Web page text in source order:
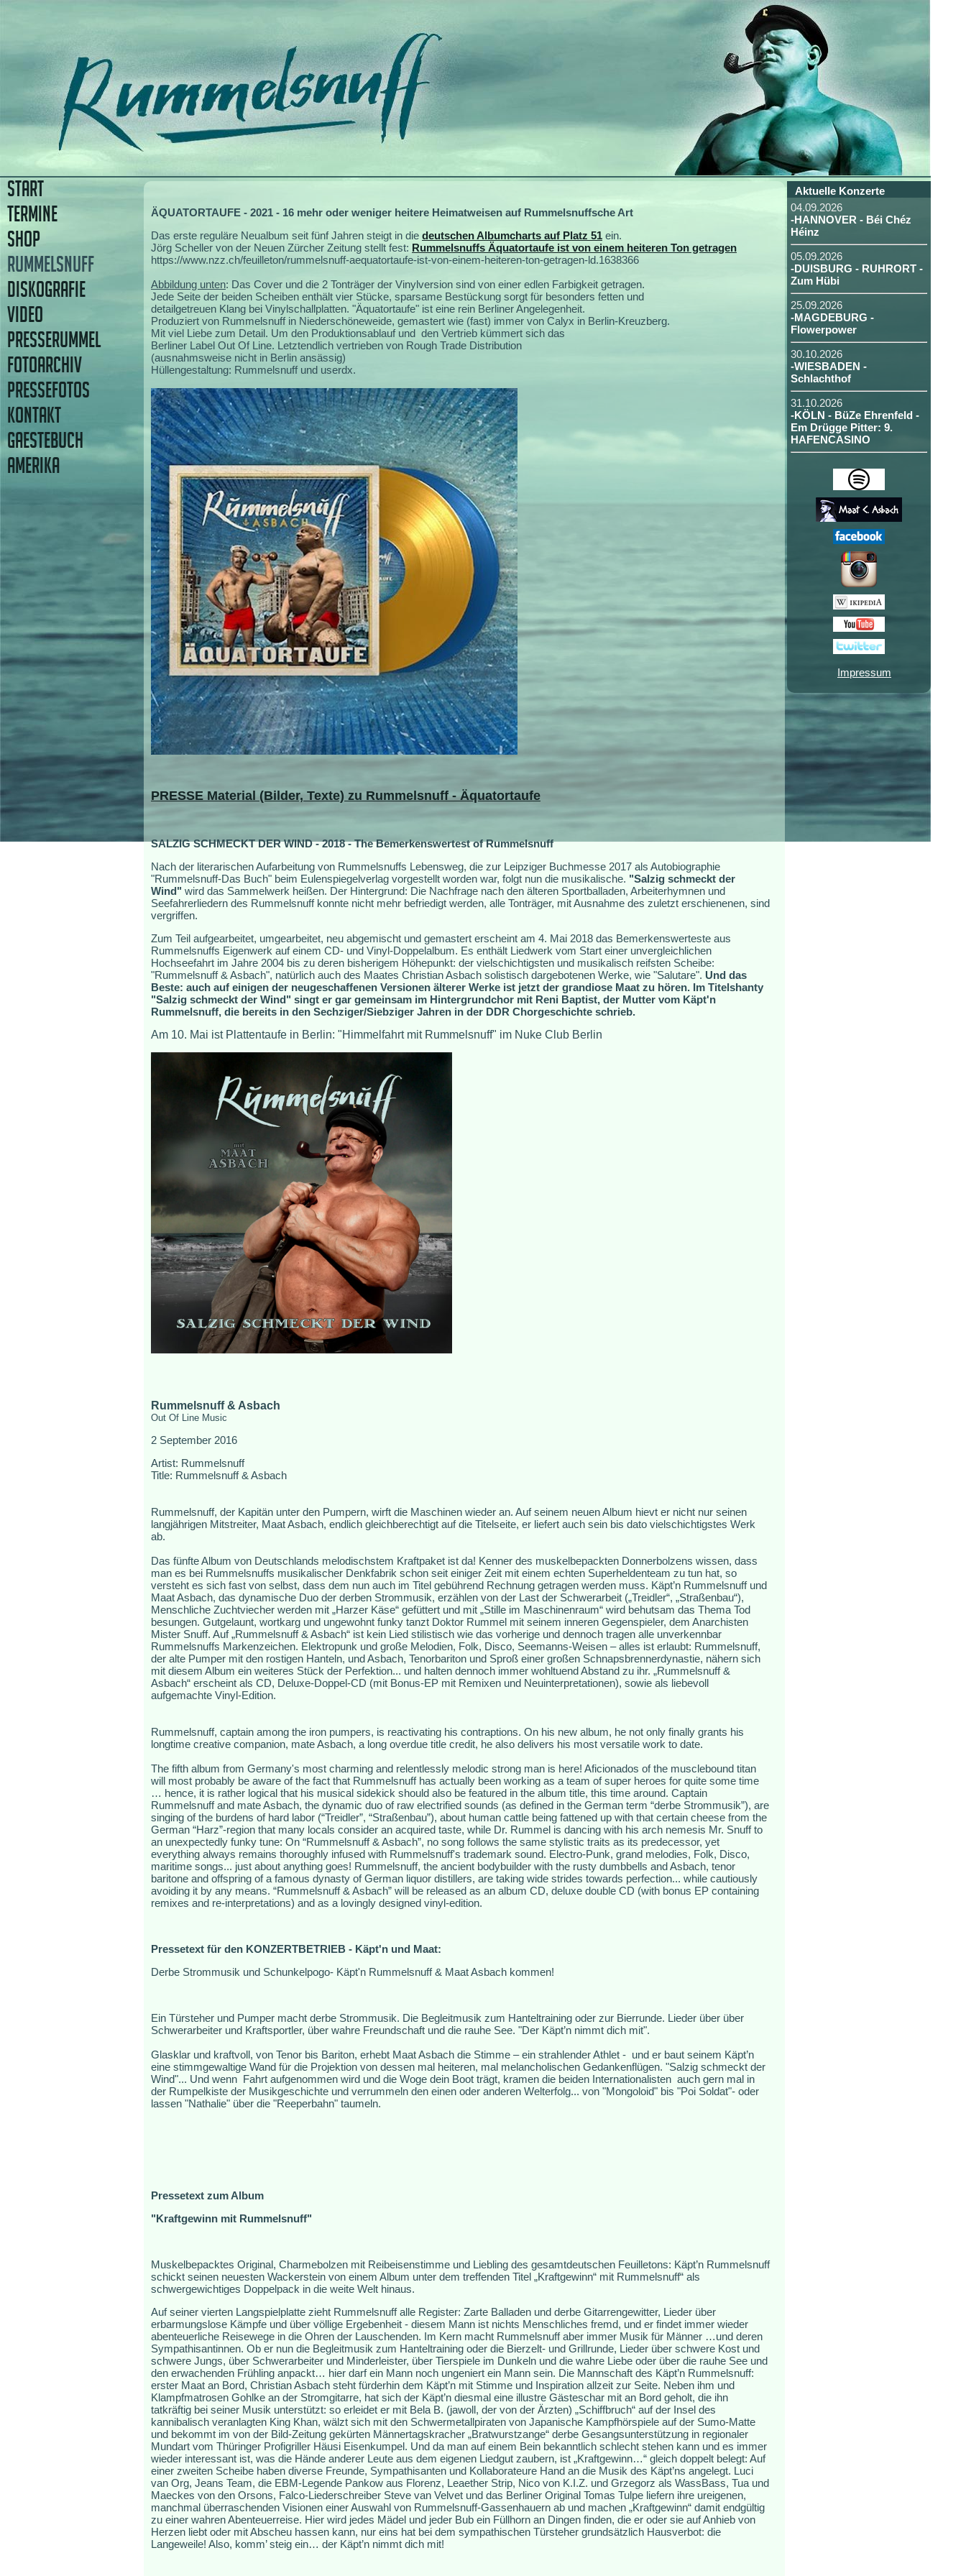
ÄQUATORTAUFE - 2021 - 16 mehr oder weniger heitere Heimatweisen auf Rummelsnuffsche Art
Das erste reguläre Neualbum seit fünf Jahren steigt in die deutschen Albumcharts auf Platz 51 ein.
Jörg Scheller von der Neuen Zürcher Zeitung stellt fest: Rummelsnuffs Äquatortaufe ist von einem heiteren Ton getragen
https://www.nzz.ch/feuilleton/rummelsnuff-aequatortaufe-ist-von-einem-heiteren-ton-getragen-ld.1638366
Abbildung unten: Das Cover und die 2 Tonträger der Vinylversion sind von einer edlen Farbigkeit getragen.
Jede Seite der beiden Scheiben enthält vier Stücke, sparsame Bestückung sorgt für besonders fetten und
detailgetreuen Klang bei Vinylschallplatten. "Äquatortaufe" ist eine rein Berliner Angelegenheit.
Produziert von Rummelsnuff in Niederschöneweide, gemastert wie (fast) immer von Calyx in Berlin-Kreuzberg.
Mit viel Liebe zum Detail. Um den Produktionsablauf und den Vertrieb kümmert sich das
Berliner Label Out Of Line. Letztendlich vertrieben von Rough Trade Distribution
(ausnahmsweise nicht in Berlin ansässig)
Hüllengestaltung: Rummelsnuff und userdx.
PRESSEMaterial (Bilder, Texte) zu Rummelsnuff - Äquatortaufe
SALZIG SCHMECKT DER WIND - 2018 - The Bemerkenswertest of Rummelsnuff
Nach der literarischen Aufarbeitung von Rummelsnuffs Lebensweg, die zur Leipziger Buchmesse 2017 als Autobiographie
"Rummelsnuff-Das Buch" beim Eulenspiegelverlag vorgestellt worden war, folgt nun die musikalische. "Salzig schmeckt der
Wind" wird das Sammelwerk heißen. Der Hintergrund: Die Nachfrage nach den älteren Sportballaden, Arbeiterhymnen und
Seefahrerliedern des Rummelsnuff konnte nicht mehr befriedigt werden, alle Tonträger, mit Ausnahme des zuletzt erschienenen, sind
vergriffen.
Zum Teil aufgearbeitet, umgearbeitet, neu abgemischt und gemastert erscheint am 4. Mai 2018 das Bemerkenswerteste aus
Rummelsnuffs Eigenwerk auf einem CD- und Vinyl-Doppelalbum. Es enthält Liedwerk vom Start einer unvergleichlichen
Hochseefahrt im Jahre 2004 bis zu deren bisherigem Höhepunkt: der vielschichtigsten und musikalisch reifsten Scheibe:
"Rummelsnuff & Asbach", natürlich auch des Maates Christian Asbach solistisch dargebotenen Werke, wie "Salutare". Und das
Beste: auch auf einigen der neugeschaffenen Versionen älterer Werke ist jetzt der grandiose Maat zu hören. Im Titelshanty
"Salzig schmeckt der Wind" singt er gar gemeinsam im Hintergrundchor mit Reni Baptist, der Mutter vom Käpt'n
Rummelsnuff, die bereits in den Sechziger/Siebziger Jahren in der DDR Chorgeschichte schrieb.
Am 10. Mai ist Plattentaufe in Berlin: "Himmelfahrt mit Rummelsnuff" im Nuke Club Berlin
Rummelsnuff & Asbach
Out Of Line Music
2 September 2016
Artist: Rummelsnuff
Title: Rummelsnuff & Asbach
Rummelsnuff, der Kapitän unter den Pumpern, wirft die Maschinen wieder an. Auf seinem neuen Album hievt er nicht nur seinen
langjährigen Mitstreiter, Maat Asbach, endlich gleichberechtigt auf die Titelseite, er liefert auch sein bis dato vielschichtigstes Werk
ab.
Das fünfte Album von Deutschlands melodischstem Kraftpaket ist da! Kenner des muskelbepackten Donnerbolzens wissen, dass
man es bei Rummelsnuffs musikalischer Denkfabrik schon seit einiger Zeit mit einem echten Superheldenteam zu tun hat, so
versteht es sich fast von selbst, dass dem nun auch im Titel gebührend Rechnung getragen werden muss. Käpt’n Rummelsnuff und
Maat Asbach, das dynamische Duo der derben Strommusik, erzählen von der Last der Schwerarbeit („Treidler“, „Straßenbau“),
Menschliche Zuchtviecher werden mit „Harzer Käse“ gefüttert und mit „Stille im Maschinenraum“ wird behutsam das Thema Tod
besungen. Gutgelaunt, wortkarg und ungewohnt funky tanzt Doktor Rummel mit seinem inneren Gegenspieler, dem Anarchisten
Mister Snuff. Auf „Rummelsnuff & Asbach“ ist kein Lied stilistisch wie das vorherige und dennoch tragen alle unverkennbar
Rummelsnuffs Markenzeichen. Elektropunk und große Melodien, Folk, Disco, Seemanns-Weisen – alles ist erlaubt: Rummelsnuff,
der alte Pumper mit den rostigen Hanteln, und Asbach, Tenorbariton und Sproß einer großen Schnapsbrennerdynastie, nähern sich
mit diesem Album ein weiteres Stück der Perfektion... und halten dennoch immer wohltuend Abstand zu ihr. „Rummelsnuff &
Asbach“ erscheint als CD, Deluxe-Doppel-CD (mit Bonus-EP mit Remixen und Neuinterpretationen), sowie als liebevoll
aufgemachte Vinyl-Edition.
Rummelsnuff, captain among the iron pumpers, is reactivating his contraptions. On his new album, he not only finally grants his
longtime creative companion, mate Asbach, a long overdue title credit, he also delivers his most versatile work to date.
The fifth album from Germany's most charming and relentlessly melodic strong man is here! Aficionados of the musclebound titan
will most probably be aware of the fact that Rummelsnuff has actually been working as a team of super heroes for quite some time
… hence, it is rather logical that his musical sidekick should also be featured in the album title, this time around. Captain
Rummelsnuff and mate Asbach, the dynamic duo of raw electrified sounds (as defined in the German term “derbe Strommusik”), are
singing of the burdens of hard labor (“Treidler”, “Straßenbau”), about human cattle being fattened up with that certain cheese from the
German “Harz”-region that many locals consider an acquired taste, while Dr. Rummel is dancing with his arch nemesis Mr. Snuff to
an unexpectedly funky tune: On “Rummelsnuff & Asbach”, no song follows the same stylistic traits as its predecessor, yet
everything always remains thoroughly infused with Rummelsnuff's trademark sound. Electro-Punk, grand melodies, Folk, Disco,
maritime songs... just about anything goes! Rummelsnuff, the ancient bodybuilder with the rusty dumbbells and Asbach, tenor
baritone and offspring of a famous dynasty of German liquor distillers, are taking wide strides towards perfection... while cautiously
avoiding it by any means. “Rummelsnuff & Asbach” will be released as an album CD, deluxe double CD (with bonus EP containing
remixes and re-interpretations) and as a lovingly designed vinyl-edition.
Pressetext für den KONZERTBETRIEB - Käpt'n und Maat:
Derbe Strommusik und Schunkelpogo- Käpt'n Rummelsnuff & Maat Asbach kommen!
Ein Türsteher und Pumper macht derbe Strommusik. Die Begleitmusik zum Hanteltraining oder zur Bierrunde. Lieder über über
Schwerarbeiter und Kraftsportler, über wahre Freundschaft und die rauhe See. "Der Käpt’n nimmt dich mit".
Glasklar und kraftvoll, von Tenor bis Bariton, erhebt Maat Asbach die Stimme – ein strahlender Athlet - und er baut seinem Käpt’n
eine stimmgewaltige Wand für die Projektion von dessen mal heiteren, mal melancholischen Gedankenflügen. "Salzig schmeckt der
Wind"... Und wenn Fahrt aufgenommen wird und die Woge dein Boot trägt, kramen die beiden Internationalisten auch gern mal in
der Rumpelkiste der Musikgeschichte und verrummeln den einen oder anderen Welterfolg... von "Mongoloid" bis "Poi Soldat"- oder
lassen "Nathalie" über die "Reeperbahn" taumeln.
Pressetext zum Album
"Kraftgewinn mit Rummelsnuff"
Muskelbepacktes Original, Charmebolzen mit Reibeisenstimme und Liebling des gesamtdeutschen Feuilletons: Käpt’n Rummelsnuff
schickt seinen neuesten Wackerstein von einem Album unter dem treffenden Titel „Kraftgewinn“ mit Rummelsnuff“ als
schwergewichtiges Doppelpack in die weite Welt hinaus.
Auf seiner vierten Langspielplatte zieht Rummelsnuff alle Register: Zarte Balladen und derbe Gitarrengewitter, Lieder über
erbarmungslose Kämpfe und über völlige Ergebenheit - diesem Mann ist nichts Menschliches fremd, und er findet immer wieder
abenteuerliche Reisewege in die Ohren der Lauschenden. Im Kern macht Rummelsnuff aber immer Musik für Männer …und deren
Sympathisantinnen. Ob er nun die Begleitmusik zum Hanteltraining oder die Bierzelt- und Grillrunde, Lieder über schwere Kost und
schwere Jungs, über Schwerarbeiter und Minderleister, über Tierspiele im Dunkeln und die wahre Liebe oder über die rauhe See und
den erwachenden Frühling anpackt… hier darf ein Mann noch ungeniert ein Mann sein. Die Mannschaft des Käpt’n Rummelsnuff:
erster Maat an Bord, Christian Asbach steht fürderhin dem Käpt’n mit Stimme und Inspiration allzeit zur Seite. Neben ihm und
Klampfmatrosen Gohlke an der Stromgitarre, hat sich der Käpt’n diesmal eine illustre Gästeschar mit an Bord geholt, die ihn
tatkräftig bei seiner Musik unterstützt: so erleidet er mit Bela B. (jawoll, der von der Ärzten) „Schiffbruch“ auf der Insel des
kannibalisch veranlagten King Khan, wälzt sich mit den Schwermetallpiraten von Japanische Kampfhörspiele auf der Sumo-Matte
und bekommt im von der Bild-Zeitung gekürten Männertagskracher „Bratwurstzange“ derbe Gesangsunterstützung in regionaler
Mundart vom Thüringer Profigriller Häusi Eisenkumpel. Und da man auf einem Bein bekanntlich schlecht stehen kann und es immer
wieder interessant ist, was die Hände anderer Leute aus dem eigenen Liedgut zaubern, ist „Kraftgewinn…“ gleich doppelt belegt: Auf
einer zweiten Scheibe haben diverse Freunde, Sympathisanten und Kollaborateure Hand an die Musik des Käpt’ns angelegt. Luci
van Org, Jeans Team, die EBM-Legende Pankow aus Florenz, Leaether Strip, Nico von K.I.Z. und Grzegorz als WassBass, Tua und
Maeckes von den Orsons, Falco-Liederschreiber Steve van Velvet und das Berliner Original Tomas Tulpe liefern ihre ureigenen,
manchmal überraschenden Visionen einer Auswahl von Rummelsnuff-Gassenhauern ab und machen „Kraftgewinn“ damit endgültig
zu einer wahren Abenteuerreise. Hier wird jedes Mädel und jeder Bub ein Füllhorn an Dingen finden, die er oder sie auf Anhieb von
Herzen liebt oder mit Abscheu hassen kann, nur eins hat bei dem sympathischen Türsteher grundsätzlich Hausverbot: die
Langeweile! Also, komm’ steig ein… der Käpt’n nimmt dich mit!
START
TERMINE
SHOP
RUMMELSNUFF
DISKOGRAFIE
VIDEO
PRESSERUMMEL
FOTOARCHIV
PRESSEFOTOS
KONTAKT
GAESTEBUCH
AMERIKA
Aktuelle Konzerte
04.09.2026
-HANNOVER - Béi Chéz
Héinz
05.09.2026
-DUISBURG - RUHRORT -
Zum Hübi
25.09.2026
-MAGDEBURG -
Flowerpower
30.10.2026
-WIESBADEN -
Schlachthof
31.10.2026
-KÖLN - BüZe Ehrenfeld -
Em Drügge Pitter: 9.
HAFENCASINO
Impressum